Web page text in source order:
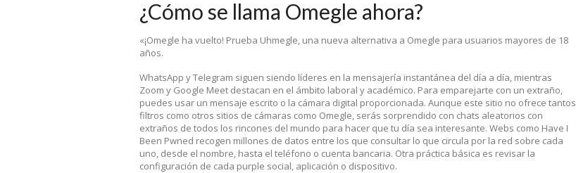
¿Cómo se llama Omegle ahora?
«¡Omegle ha vuelto! Prueba Uhmegle, una nueva alternativa a Omegle para usuarios mayores de 18
años.
WhatsApp y Telegram siguen siendo líderes en la mensajería instantánea del día a día, mientras
Zoom y Google Meet destacan en el ámbito laboral y académico. Para emparejarte con un extraño,
puedes usar un mensaje escrito o la cámara digital proporcionada. Aunque este sitio no ofrece tantos
filtros como otros sitios de cámaras como Omegle, serás sorprendido con chats aleatorios con
extraños de todos los rincones del mundo para hacer que tu día sea interesante. Webs como Have I
Been Pwned recogen millones de datos entre los que consultar lo que circula por la red sobre cada
uno, desde el nombre, hasta el teléfono o cuenta bancaria. Otra práctica básica es revisar la
configuración de cada purple social, aplicación o dispositivo.